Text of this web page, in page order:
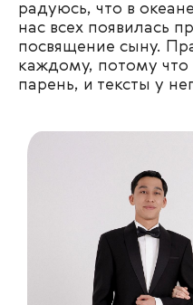
радуюсь, что в
нас всех появилась
посвящение сыну.
каждому, потому
парень, и тексты у